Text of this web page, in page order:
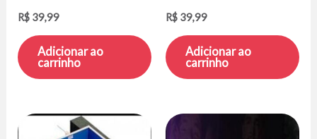
R$ 39,99
Adicionar ao
carrinho
R$ 39,99
Adicionar ao
carrinho